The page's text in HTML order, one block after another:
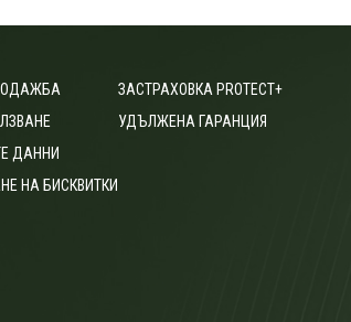
ДАННИ
НА БИСКВИТКИ
ЗАСТРАХОВКА PROTECT+
УДЪЛЖЕНА ГАРАНЦИЯ